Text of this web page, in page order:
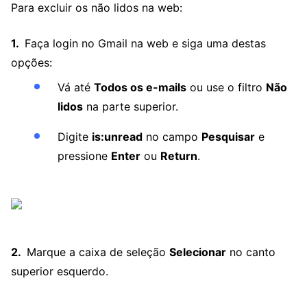
Para excluir os não lidos na web:
Faça login no Gmail na web e siga uma destas
opções:
Vá até Todos os e-mails ou use o filtro Não
lidos na parte superior.
Digite is:unread no campo Pesquisar e
pressione Enter ou Return.
Marque a caixa de seleção Selecionar no canto
superior esquerdo.